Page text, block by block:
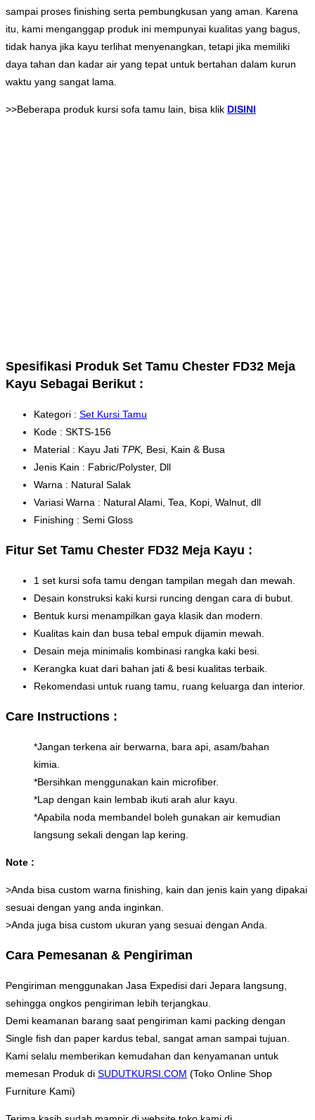
sampai proses finishing serta pembungkusan yang aman. Karena
itu, kami menganggap produk ini mempunyai kualitas yang bagus,
tidak hanya jika kayu terlihat menyenangkan, tetapi jika memiliki
daya tahan dan kadar air yang tepat untuk bertahan dalam kurun
waktu yang sangat lama.
>>Beberapa produk kursi sofa tamu lain, bisa klik DISINI
Spesifikasi Produk Set Tamu Chester FD32 Meja
Kayu Sebagai Berikut :
Kategori : Set Kursi Tamu
Kode : SKTS-156
Material : Kayu Jati TPK, Besi, Kain & Busa
Jenis Kain : Fabric/Polyster, Dll
Warna : Natural Salak
Variasi Warna : Natural Alami, Tea, Kopi, Walnut, dll
Finishing : Semi Gloss
Fitur Set Tamu Chester FD32 Meja Kayu :
1 set kursi sofa tamu dengan tampilan megah dan mewah.
Desain konstruksi kaki kursi runcing dengan cara di bubut.
Bentuk kursi menampilkan gaya klasik dan modern.
Kualitas kain dan busa tebal empuk dijamin mewah.
Desain meja minimalis kombinasi rangka kaki besi.
Kerangka kuat dari bahan jati & besi kualitas terbaik.
Rekomendasi untuk ruang tamu, ruang keluarga dan interior.
Care Instructions :
*Jangan terkena air berwarna, bara api, asam/bahan
kimia.
*Bersihkan menggunakan kain microfiber.
*Lap dengan kain lembab ikuti arah alur kayu.
*Apabila noda membandel boleh gunakan air kemudian
langsung sekali dengan lap kering.
Note :
>Anda bisa custom warna finishing, kain dan jenis kain yang dipakai
sesuai dengan yang anda inginkan.
>Anda juga bisa custom ukuran yang sesuai dengan Anda.
Cara Pemesanan & Pengiriman
Pengiriman menggunakan Jasa Expedisi dari Jepara langsung,
sehingga ongkos pengiriman lebih terjangkau.
Demi keamanan barang saat pengiriman kami packing dengan
Single fish dan paper kardus tebal, sangat aman sampai tujuan.
Kami selalu memberikan kemudahan dan kenyamanan untuk
memesan Produk di SUDUTKURSI.COM (Toko Online Shop
Furniture Kami)